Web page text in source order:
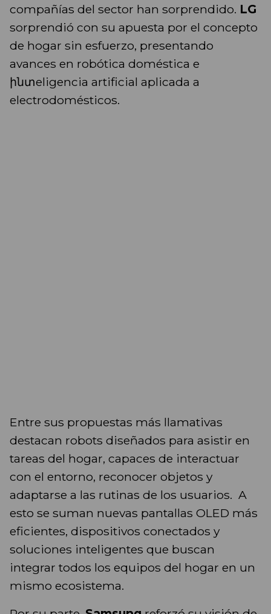
compañías del sector han sorprendido. LG
sorprendió con su apuesta por el concepto
de hogar sin esfuerzo, presentando
avances en robótica doméstica e
ինտeligencia artificial aplicada a
electrodomésticos.
Entre sus propuestas más llamativas
destacan robots diseñados para asistir en
tareas del hogar, capaces de interactuar
con el entorno, reconocer objetos y
adaptarse a las rutinas de los usuarios. A
esto se suman nuevas pantallas OLED más
eficientes, dispositivos conectados y
soluciones inteligentes que buscan
integrar todos los equipos del hogar en un
mismo ecosistema.